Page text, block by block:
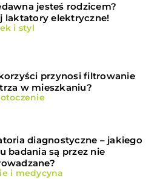
jesteś rodzicem?
laktatory elektryczne!
i styl
przynosi filtrowanie
w mieszkaniu?
diagnostyczne – jakiego
badania są przez nie
i medycyna